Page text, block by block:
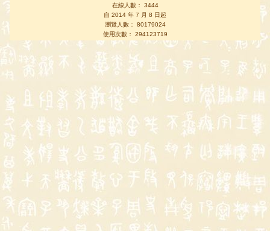
在線人數： 3444
自 2014 年 7 月 8 日起
瀏覽人數： 80179024
使用次數： 294123719